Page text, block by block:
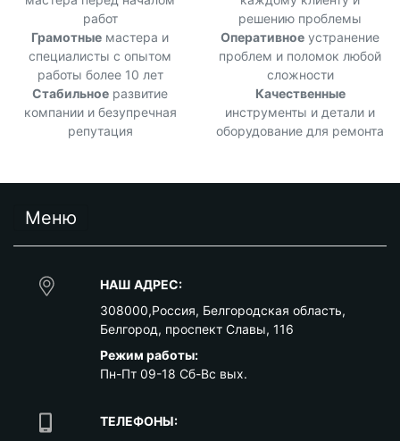
работ
решению проблемы
Грамотные мастера и
специалисты с опытом
работы более 10 лет
Оперативное устранение
проблем и поломок любой
сложности
Стабильное развитие
компании и безупречная
репутация
Качественные
инструменты и детали и
оборудование для ремонта
Меню
НАШ АДРЕС:
308000,Россия, Белгородская область,
Белгород, проспект Славы, 116
Режим работы:
Пн-Пт 09-18 Сб-Вс вых.
ТЕЛЕФОНЫ: